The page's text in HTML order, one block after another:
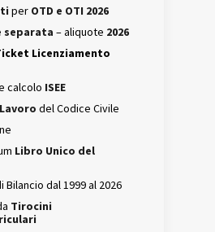
per OTD e OTI 2026
separata – aliquote 2026
Licenziamento
calcolo ISEE
del Codice Civile
Libro Unico del
Bilancio dal 1999 al 2026
Tirocini